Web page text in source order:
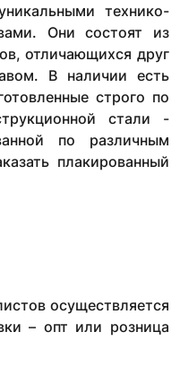
технико-
Они состоят из
отличающихся друг
В наличии есть
строго по
стали -
по различным
плакированный
осуществляется
– опт или розница